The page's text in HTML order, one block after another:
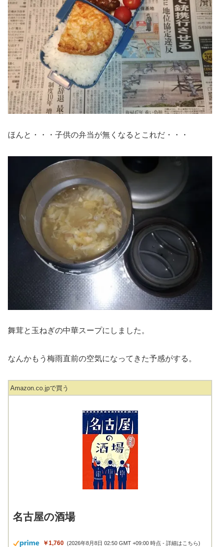
ほんと・・・子供の弁当が無くなるとこれだ・・・
舞茸と玉ねぎの中華スープにしました。
なんかもう梅雨直前の空気になってきた予感がする。
Amazon.co.jpで買う
名古屋の酒場
￥1,760 (2026年8月8日 02:50 GMT +09:00 時点 -詳細はこちら)